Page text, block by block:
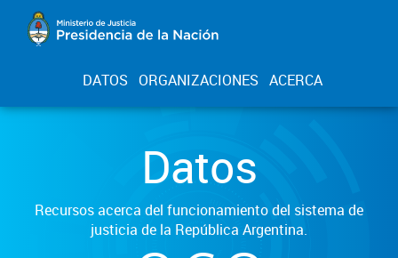
DATOS ORGANIZACIONES ACERCA
Datos
Recursos acerca del funcionamiento del sistema de
justicia de la República Argentina.